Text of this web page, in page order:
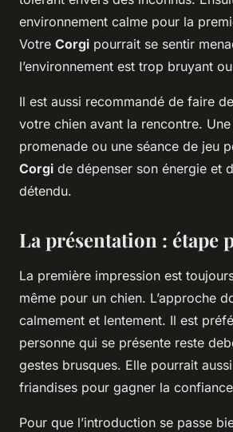
environnement calme pour la
Votre Corgi pourrait se sentir
l’environnement est trop bruyant
Il est aussi recommandé de faire
votre chien avant la rencontre.
promenade ou une séance de jeu
Corgi de dépenser son énergie et
détendu.
La présentation : étape
La première impression est
même pour un chien. L’approche
calmement et lentement. Il est
personne qui se présente reste
gestes brusques. Elle pourrait
friandises pour gagner la
Pour que l’introduction se passe